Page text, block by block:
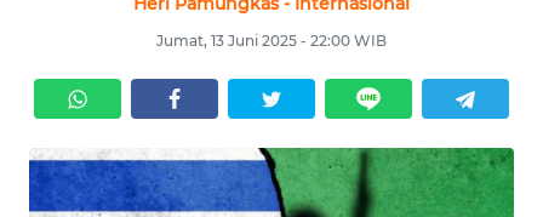
Jumat, 13 Juni 2025 - 22:00 WIB
EKUIN
SAINS-TEKNO